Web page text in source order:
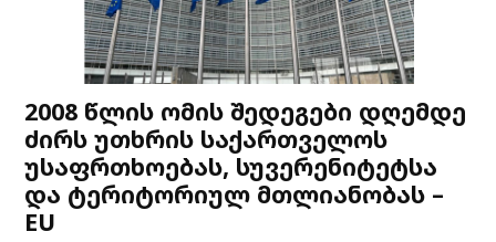
2008 წლის ომის შედეგები დღემდე
ძირს უთხრის საქართველოს
უსაფრთხოებას, სუვერენიტეტსა
და ტერიტორიულ მთლიანობას –
EU